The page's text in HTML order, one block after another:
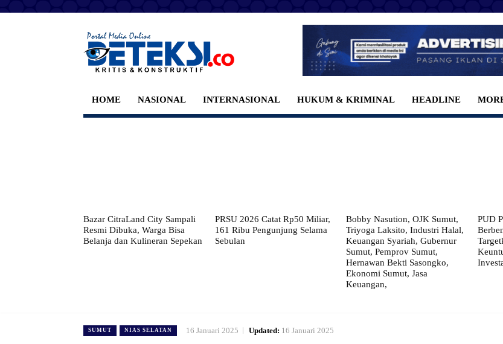
HOME NASIONAL INTERNASIONAL HUKUM & KRIMINAL HEADLINE
Bazar CitraLand City Sampali
Resmi Dibuka, Warga Bisa
Belanja dan Kulineran Sepekan
PRSU 2026 Catat Rp50 Miliar,
161 Ribu Pengunjung Selama
Sebulan
Bobby Nasution, OJK Sumut,
Triyoga Laksito, Industri Halal,
Keuangan Syariah, Gubernur
Sumut, Pemprov Sumut,
Hernawan Bekti Sasongko,
Ekonomi Sumut, Jasa
Keuangan,
PUD
SUMUT NIAS SELATAN 16 Januari 2025 Updated: 16 Januari 2025